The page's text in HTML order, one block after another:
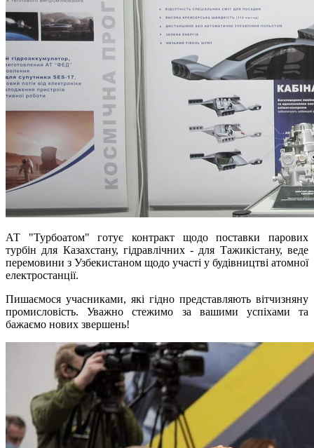
АТ "Турбоатом" готує контракт щодо поставки парових
турбін для Казахстану, гідравлічних - для Тажикістану, веде
перемовини з Узбекистаном щодо участі у будівництві атомної
електростанції.
Пишаємося учасниками, які гідно представляють вітчизняну
промисловість. Уважно стежимо за вашими успіхами та
бажаємо нових звершень!